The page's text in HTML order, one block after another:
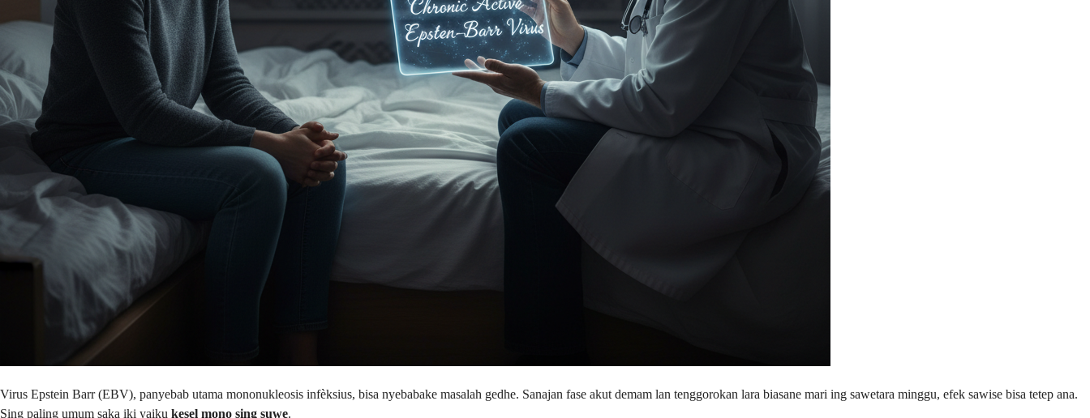
Virus Epstein Barr (EBV), panyebab utama mononukleosis infèksius, bisa nyebabake masalah gedhe. Sanajan fase akut demam lan tenggorokan lara biasane mari ing sawetara minggu, efek sawise bisa tetep ana.
Sing paling umum saka iki yaiku kesel mono sing suwe.